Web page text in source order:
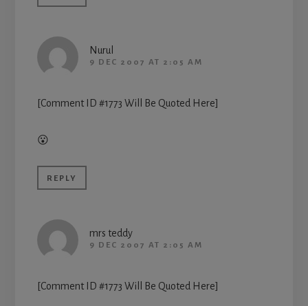
Nurul
9 DEC 2007 AT 2:05 AM
[Comment ID #1773 Will Be Quoted Here]
😮
REPLY
mrs teddy
9 DEC 2007 AT 2:05 AM
[Comment ID #1773 Will Be Quoted Here]